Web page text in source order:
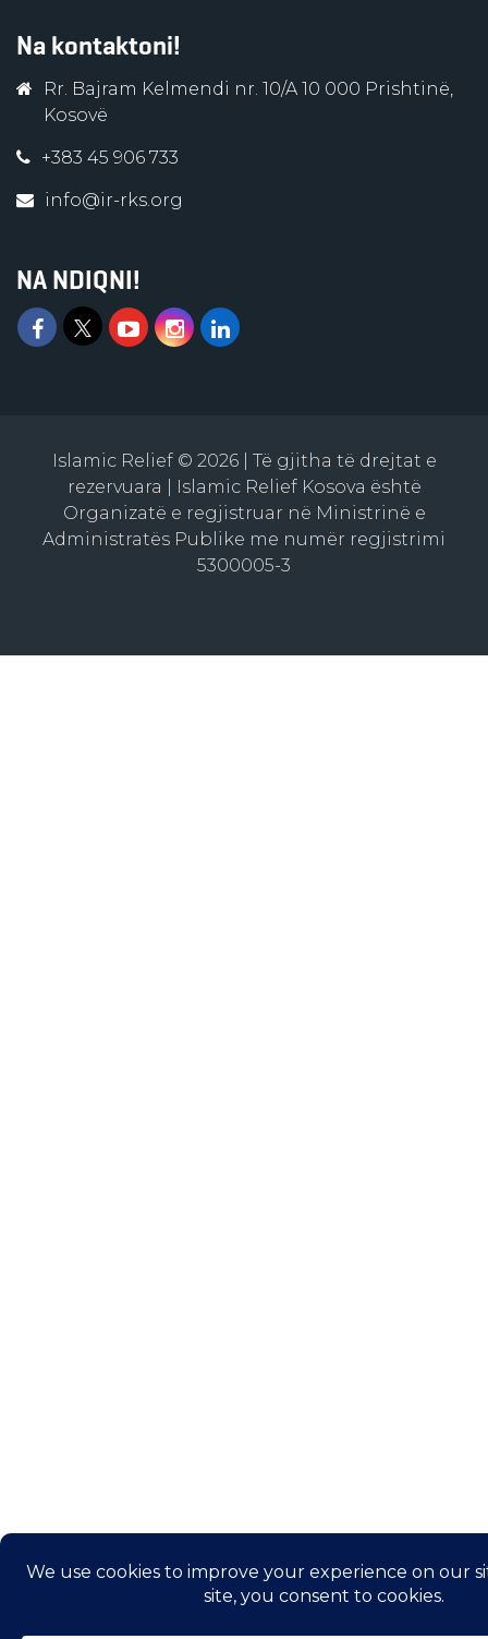
Na kontaktoni!
Rr. Bajram Kelmendi nr. 10/A 10 000 Prishtinë,
Kosovë
+383 45 906 733
info@ir-rks.org
NA NDIQNI!
Islamic Relief © 2026 | Të gjitha të drejtat e
rezervuara | Islamic Relief Kosova është
Organizatë e regjistruar në Ministrinë e
Administratës Publike me numër regjistrimi
5300005-3